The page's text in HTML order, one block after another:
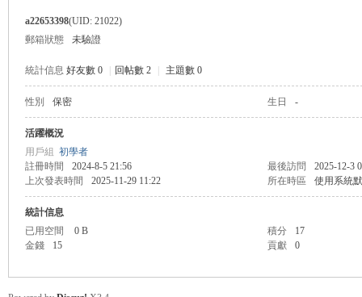
a22653398(UID: 21022)
郵箱狀態
未驗證
統計信息 好友數 0 回帖數 2 主題數 0
性別 保密 生日 -
活躍概況
用戶組 初學者
註冊時間
2024-8-5 21:56 最後訪問
2025-12-3
上次發表時間
2025-11-29 11:22 所在時區 使用系統
統計信息
已用空間
0 B 積分
17
金錢
15 貢獻 0